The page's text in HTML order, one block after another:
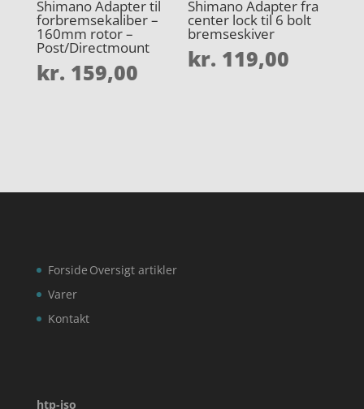
Shimano Adapter til
forbremsekaliber –
160mm rotor –
Post/Directmount
kr. 159,00
Shimano Adapter fra
center lock til 6 bolt
bremseskiver
kr. 119,00
Forside
Varer
Kontakt
Oversigt artikler
htp-iso